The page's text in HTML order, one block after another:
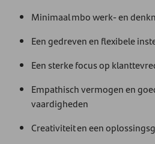
Minimaal mbo werk- en
Een gedreven en flexibele
Een sterke focus op
Empathisch vermogen en
vaardigheden
Creativiteit en een